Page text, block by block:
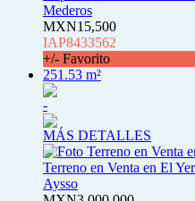
Mederos
MXN15,500
IAP8433562
+/- Favorito
251.53 m²
-
MÁS DETALLES
Terreno en Venta en El
Aysso